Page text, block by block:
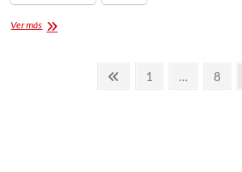
Ver másBasketball,
PáginaPágina
1 … 8